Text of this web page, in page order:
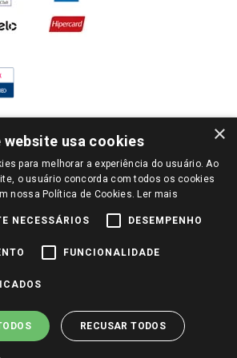
SUA REGIÃO, FAÇA LOGIN E SELECIONE A LOJA DE
APÓS O LOGIN, OS PREÇOS DA SUA REGIÃO OU
LOJA SERÃO CARREGADOS.
COMERCIAIS DESTE SITE SÃO VÁLIDOS APENAS
NO GIASSI.COM.BR E NA LOJA SELECIONADA
ONLINE DIVULGADOS NO SITE PREVALECEM ANTE
E SITES DE BUSCAS.
TODOS OS DIREITOS RESERVADOS.
×
website usa cookies
para melhorar a experiência do usuário. Ao
o usuário concorda com todos os cookies
nossa Política de Cookies. Ler mais
NECESSÁRIOS DESEMPENHO
FUNCIONALIDADE
RECUSAR TODOS